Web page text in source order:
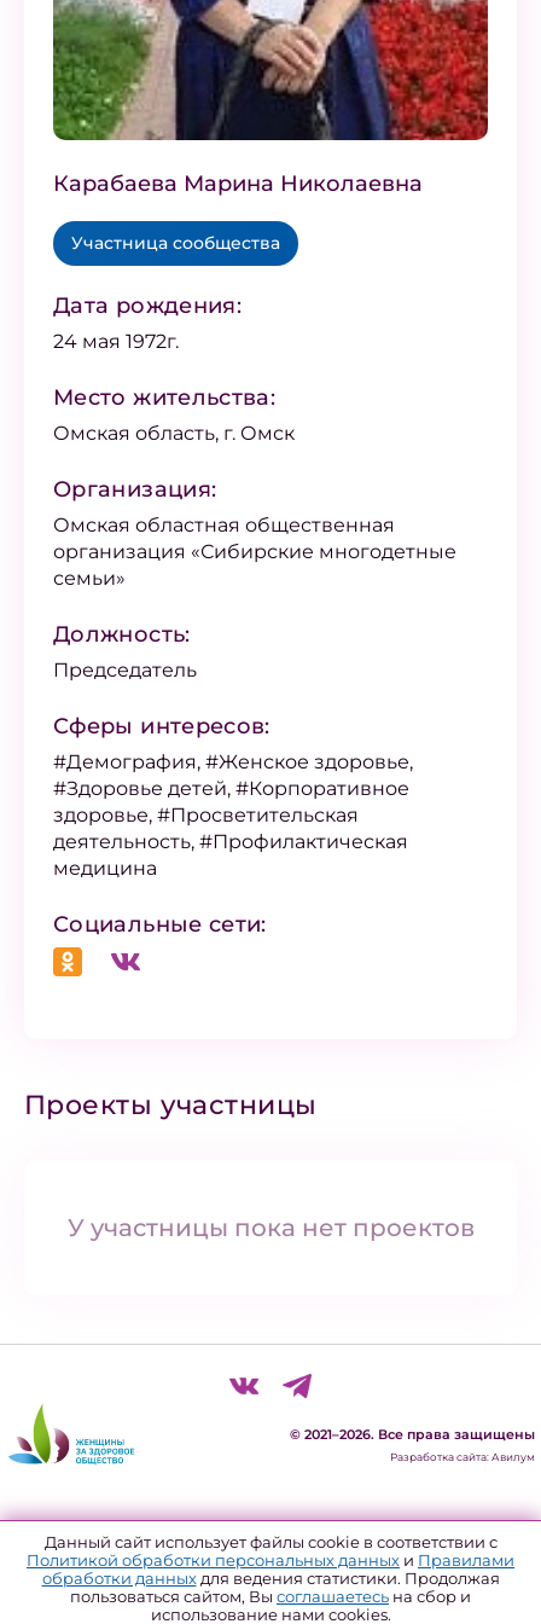
Карабаева Марина Николаевна
Участница сообщества
Дата рождения:
24 мая 1972г.
Место жительства:
Омская область, г. Омск
Организация:
Омская областная общественная
организация «Сибирские многодетные
семьи»
Должность:
Председатель
Сферы интересов:
#Демография, #Женское здоровье,
#Здоровье детей, #Корпоративное
здоровье, #Просветительская
деятельность, #Профилактическая
медицина
Социальные сети:
Проекты участницы
У участницы пока нет проектов
© 2021–2026. Все права защищены
Разработка сайта: Авилум
Политика конфиденциальности
Согласие на обработку персональных данных
Политика использования файлов куки
Данный сайт использует файлы cookie в соответствии с
Политикой обработки персональных данных и Правилами
обработки данныхдля ведения статистики. Продолжая
пользоваться сайтом, Вы соглашаетесь на сбор и
использование нами cookies.